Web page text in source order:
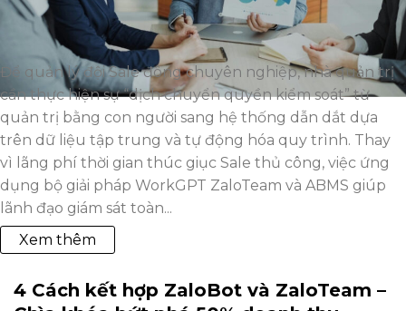
Để quản lý đội Sale đông chuyên nghiệp, nhà quản trị
cần thực hiện sự “dịch chuyển quyền kiểm soát” từ
quản trị bằng con người sang hệ thống dẫn dắt dựa
trên dữ liệu tập trung và tự động hóa quy trình. Thay
vì lãng phí thời gian thúc giục Sale thủ công, việc ứng
dụng bộ giải pháp WorkGPT ZaloTeam và ABMS giúp
lãnh đạo giám sát toàn...
Xem thêm
4 Cách kết hợp ZaloBot và ZaloTeam –